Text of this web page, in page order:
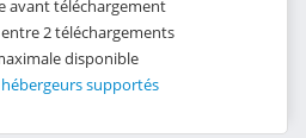
avant téléchargement
2 téléchargements
disponible
hébergeurs supportés